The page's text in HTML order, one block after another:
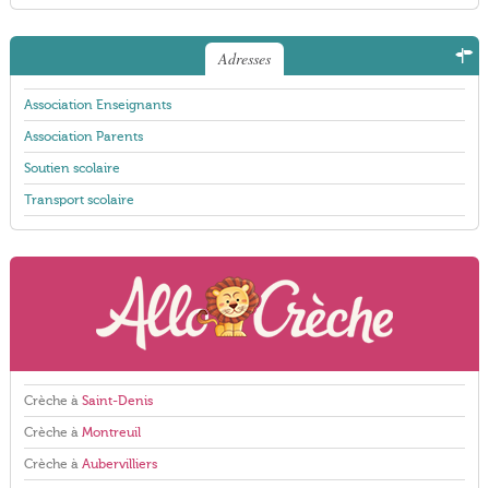
Adresses
Association Enseignants
Association Parents
Soutien scolaire
Transport scolaire
Crèche à Saint-Denis
Crèche à Montreuil
Crèche à Aubervilliers